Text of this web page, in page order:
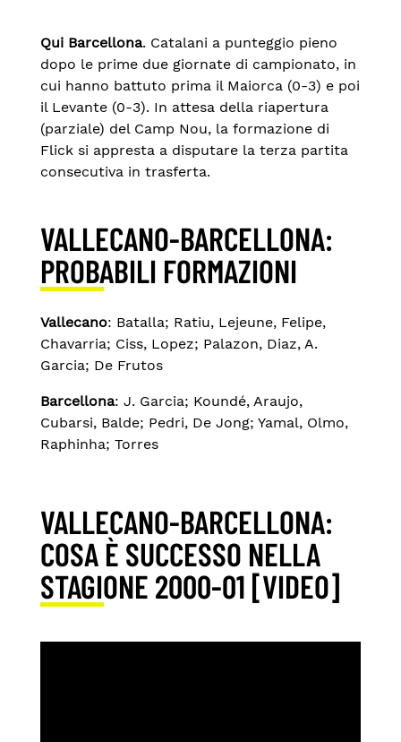
Qui Barcellona. Catalani a punteggio pieno
dopo le prime due giornate di campionato, in
cui hanno battuto prima il Maiorca (0-3) e poi
il Levante (0-3). In attesa della riapertura
(parziale) del Camp Nou, la formazione di
Flick si appresta a disputare la terza partita
consecutiva in trasferta.
VALLECANO-BARCELLONA:
PROBABILI FORMAZIONI
Vallecano: Batalla; Ratiu, Lejeune, Felipe,
Chavarria; Ciss, Lopez; Palazon, Diaz, A.
Garcia; De Frutos
Barcellona: J. Garcia; Koundé, Araujo,
Cubarsi, Balde; Pedri, De Jong; Yamal, Olmo,
Raphinha; Torres
VALLECANO-BARCELLONA:
COSA È SUCCESSO NELLA
STAGIONE 2000-01 [VIDEO]